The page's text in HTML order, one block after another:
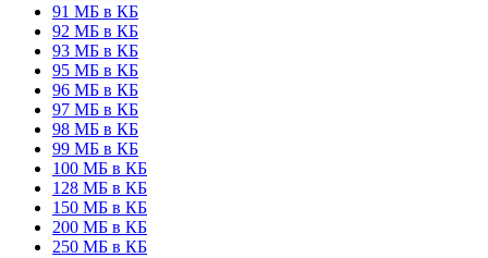
91 МБ в КБ
92 МБ в КБ
93 МБ в КБ
95 МБ в КБ
96 МБ в КБ
97 МБ в КБ
98 МБ в КБ
99 МБ в КБ
100 МБ в КБ
128 МБ в КБ
150 МБ в КБ
200 МБ в КБ
250 МБ в КБ